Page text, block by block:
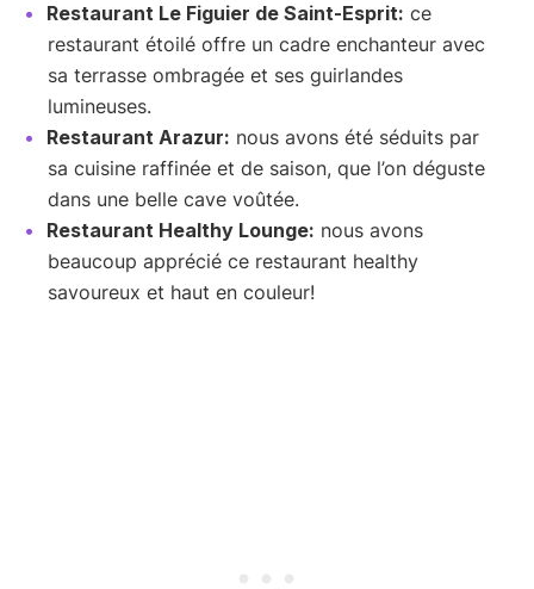
Restaurant Le Figuier de Saint-Esprit: ce
restaurant étoilé offre un cadre enchanteur avec
sa terrasse ombragée et ses guirlandes
lumineuses.
Restaurant Arazur: nous avons été séduits par
sa cuisine raffinée et de saison, que l’on déguste
dans une belle cave voûtée.
Restaurant Healthy Lounge: nous avons
beaucoup apprécié ce restaurant healthy
savoureux et haut en couleur!